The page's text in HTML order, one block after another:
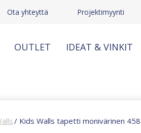
Ota yhteyttä Projektimyynti
OUTLET IDEAT & VINKIT
/ Kids Walls tapetti monivärinen